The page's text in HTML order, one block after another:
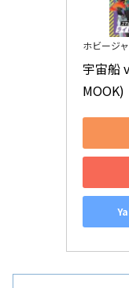
ホビージ
宇宙船
MOOK)